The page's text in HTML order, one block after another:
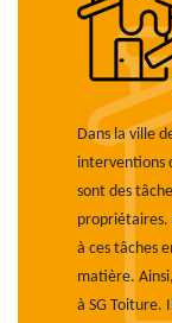
Dans la ville
interventions
sont des
à ces tâches
matière.
à SG Toiture.